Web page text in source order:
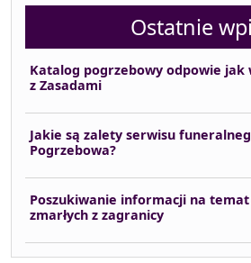
Ostatnie
Katalog pogrzebowy odpowie jak
z Zasadami
Jakie są zalety serwisu
Pogrzebowa?
Poszukiwanie informacji na
zmarłych z zagranicy